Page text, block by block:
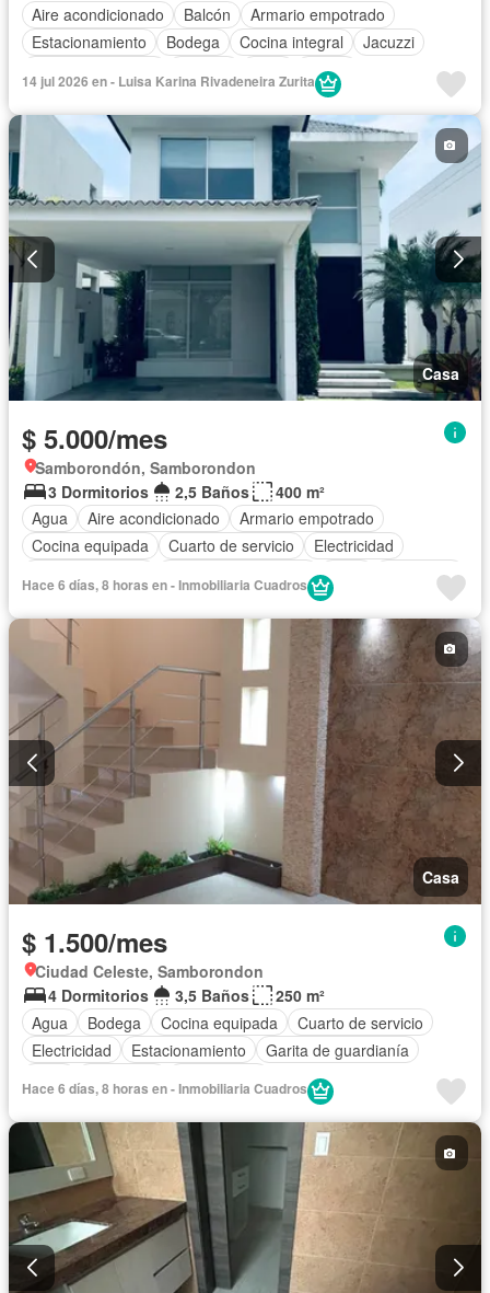
Aire acondicionado
Balcón
Armario empotrado
Estacionamiento
Bodega Cocina integral
Jacuzzi
Jardín
Garita de guardianía
Seguridad
Cancha de tenis
Sin amoblar
14 jul 2026 en - Luisa Karina Rivadeneira Zurita
Casa
$ 5.000/mes
Samborondón, Samborondon
3 Dormitorios
2,5 Baños
400 m²
Agua
Aire acondicionado
Armario empotrado
Cocina equipada
Cuarto de servicio
Electricidad
Patio
Seguridad
Hace 6 días, 8 horas en - Inmobiliaria Cuadros
Casa
$ 1.500/mes
Ciudad Celeste, Samborondon
4 Dormitorios
3,5 Baños
250 m²
Agua
Bodega Cocina equipada
Cuarto de servicio
Electricidad
Estacionamiento
Garita de guardianía
Hace 6 días, 8 horas en - Inmobiliaria Cuadros